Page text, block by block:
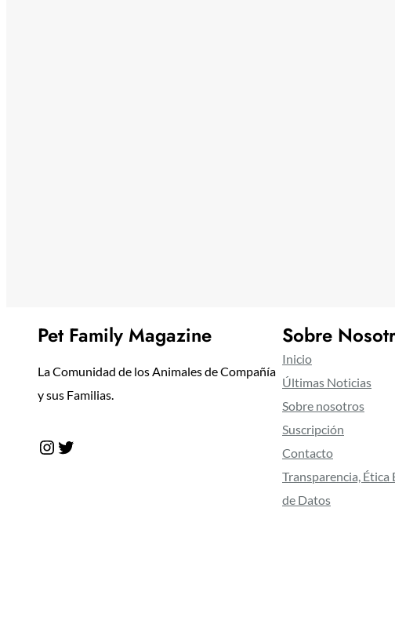
Pet Family Magazine
La Comunidad de los Animales de Compañía
y sus Familias.
Instagram Twitter
Sobre
Inicio
Últimas Noticias
Sobre nosotros
Suscripción
Contacto
Transparencia,
de Datos